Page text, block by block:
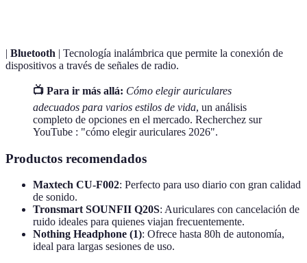
| Bluetooth | Tecnología inalámbrica que permite la conexión de
dispositivos a través de señales de radio.
📺 Para ir más allá: Cómo elegir auriculares
adecuados para varios estilos de vida, un análisis
completo de opciones en el mercado. Recherchez sur
YouTube : "cómo elegir auriculares 2026".
Productos recomendados
Maxtech CU-F002: Perfecto para uso diario con gran calidad
de sonido.
Tronsmart SOUNFII Q20S: Auriculares con cancelación de
ruido ideales para quienes viajan frecuentemente.
Nothing Headphone (1): Ofrece hasta 80h de autonomía,
ideal para largas sesiones de uso.